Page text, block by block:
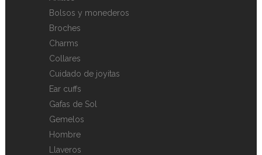
Bolsos y monederos
Broches
Charms
Collares
Cuidado de joyitas
Ear cuffs
Gafas de Sol
Gemelos
Hombre
Llaveros